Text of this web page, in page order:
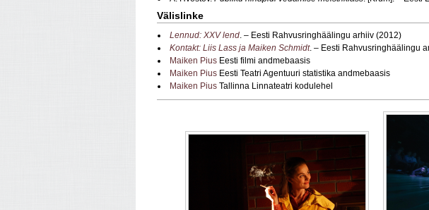
Välislinke
Lennud: XXV lend. – Eesti Rahvusringhäälingu arhiiv (2012)
Kontakt: Liis Lass ja Maiken Schmidt. – Eesti Rahvusringhäälingu
Maiken Pius Eesti filmi andmebaasis
Maiken Pius Eesti Teatri Agentuuri statistika andmebaasis
Maiken Pius Tallinna Linnateatri kodulehel